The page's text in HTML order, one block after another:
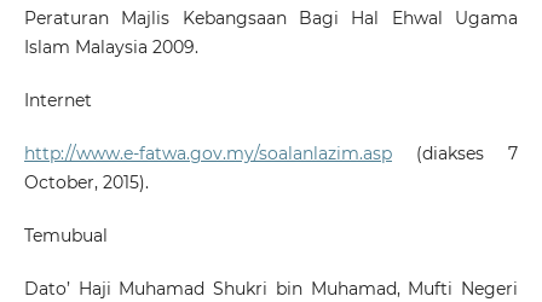
Peraturan Majlis Kebangsaan Bagi Hal Ehwal Ugama
Islam Malaysia 2009.
Internet
http://www.e-fatwa.gov.my/soalanlazim.asp(diakses 7
October, 2015).
Temubual
Dato’ Haji Muhamad Shukri bin Muhamad, Mufti Negeri